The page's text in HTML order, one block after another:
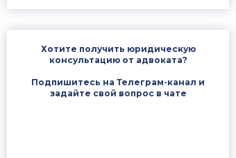
Хотите получить юридическую
консультацию от адвоката?
Подпишитесь на Телеграм-канал и
задайте свой вопрос в чате